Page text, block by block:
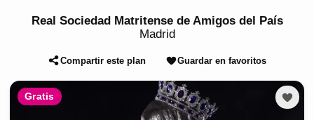
Real Sociedad Matritense de Amigos del País
Madrid
Compartir este plan Guardar en favoritos
Gratis